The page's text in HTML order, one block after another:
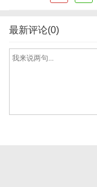
最新评论(0)